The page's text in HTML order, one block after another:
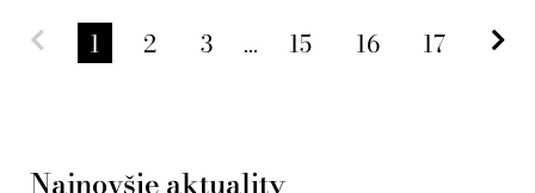
Predchádzajúca strana
1 2 3 ... 15 16 17
Najnovšie aktuality